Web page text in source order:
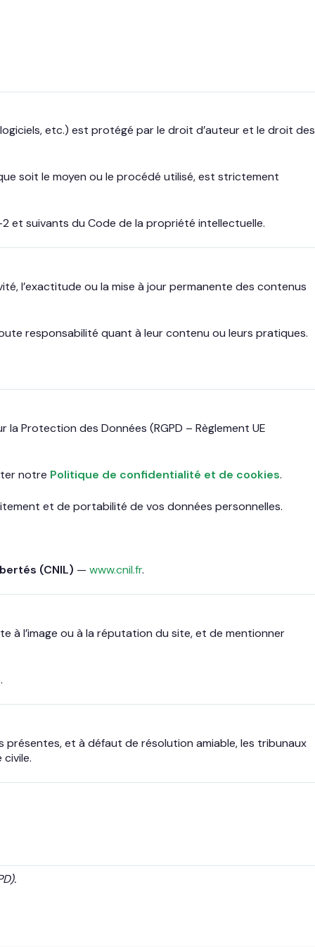
etc.) est protégé par le droit d’auteur et le droit des
soit le moyen ou le procédé utilisé, est strictement
et suivants du Code de la propriété intellectuelle.
l’exactitude ou la mise à jour permanente des contenus
responsabilité quant à leur contenu ou leurs pratiques.
Protection des Données (RGPD – Règlement UE
notre Politique de confidentialité et de cookies.
et de portabilité de vos données personnelles.
(CNIL) — www.cnil.fr.
l’image ou à la réputation du site, et de mentionner
présentes, et à défaut de résolution amiable, les tribunaux